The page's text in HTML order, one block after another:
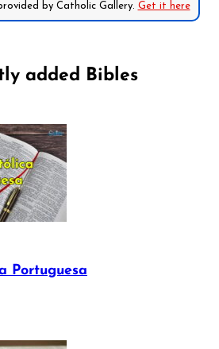
by Catholic Gallery. Get it here
added Bibles
Portuguesa